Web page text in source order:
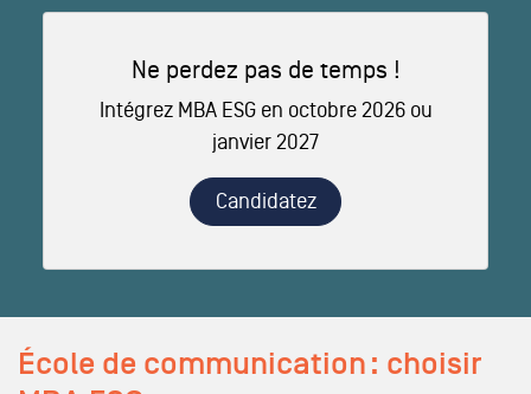
Ne perdez pas de temps !
Intégrez MBA ESG en octobre 2026 ou
janvier 2027
Candidatez
École de communication : choisir